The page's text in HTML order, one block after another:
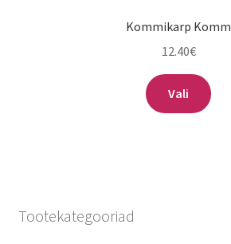
Kommikarp Komm
12.40€
Vali
Tootekategooriad